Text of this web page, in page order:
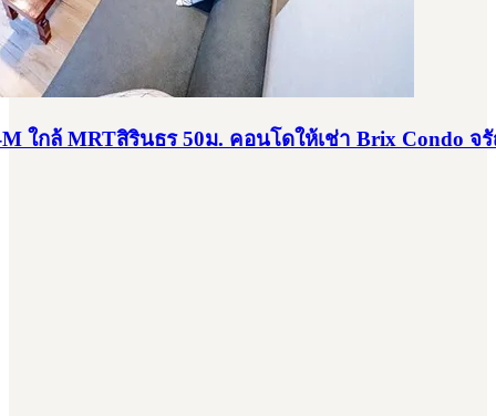
ใกล้ MRTสิรินธร 50ม. คอนโดให้เช่า Brix Condo